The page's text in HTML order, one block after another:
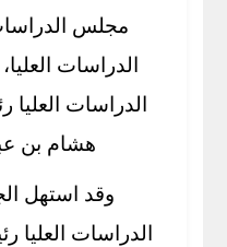
مجلس
الدراسات
الدراسات
هشام بن
وقد استهل
الدراسات